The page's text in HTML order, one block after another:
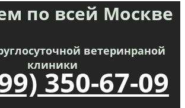
по всей Москве
ветеринраной
клиники
350-67-09